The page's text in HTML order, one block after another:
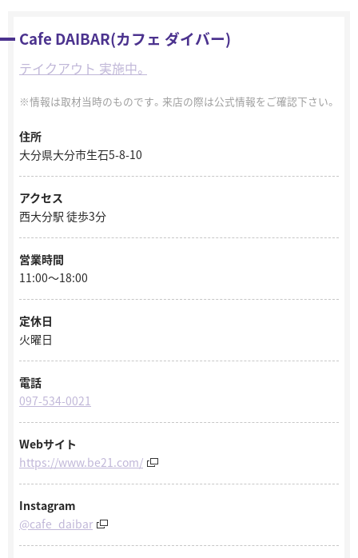
Cafe DAIBAR(カフェ ダイバー)
テイクアウト 実施中。
情報は取材当時のものです。来店の際は公式情報をご確認下さい。
住所
大分県大分市生石5-8-10
アクセス
西大分駅 徒歩3分
営業時間
11:00〜18:00
定休日
火曜日
電話
097-534-0021
Webサイト
https://www.be21.com/
Instagram
@cafe_daibar